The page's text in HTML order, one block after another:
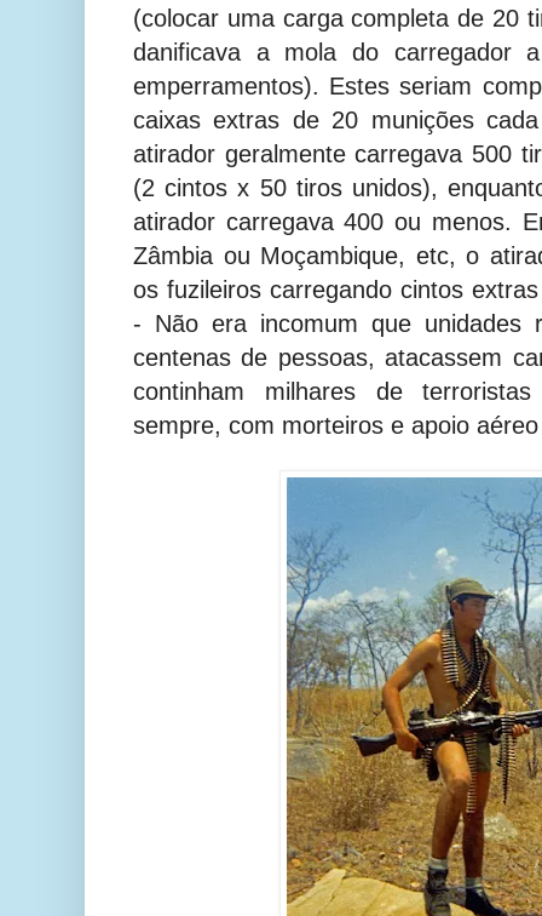
(colocar uma carga completa de 20
danificava a mola do carregador
emperramentos). Estes seriam
caixas extras de 20 munições
atirador geralmente carregava 500
(2 cintos x 50 tiros unidos),
atirador carregava 400 ou menos.
Zâmbia ou Moçambique, etc, o
os fuzileiros carregando cintos
- Não era incomum que unidades
centenas de pessoas, atacassem
continham milhares de
sempre, com morteiros e apoio